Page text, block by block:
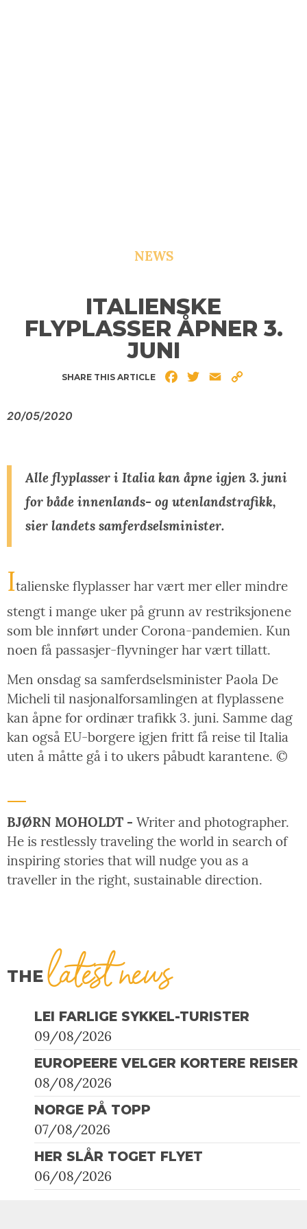
NEWS
ITALIENSKE
FLYPLASSER ÅPNER 3.
JUNI
SHARE THIS ARTICLE FacebookTwitterEmail
20/05/2020
Alle flyplasser i Italia kan åpne igjen 3. juni
for både innenlands- og utenlandstrafikk,
sier landets samferdselsminister.
Italienske flyplasser har vært mer eller mindre
stengt i mange uker på grunn av restriksjonene
som ble innført under Corona-pandemien. Kun
noen få passasjer-flyvninger har vært tillatt.
Men onsdag sa samferdselsminister Paola De
Micheli til nasjonalforsamlingen at flyplassene
kan åpne for ordinær trafikk 3. juni. Samme dag
kan også EU-borgere igjen fritt få reise til Italia
uten å måtte gå i to ukers påbudt karantene. ©
BJØRN MOHOLDT - Writer and photographer.
He is restlessly traveling the world in search of
inspiring stories that will nudge you as a
traveller in the right, sustainable direction.
THElatest news
LEI FARLIGE SYKKEL-TURISTER
09/08/2026
EUROPEERE VELGER KORTERE REISER
08/08/2026
NORGE PÅ TOPP
07/08/2026
HER SLÅR TOGET FLYET
06/08/2026